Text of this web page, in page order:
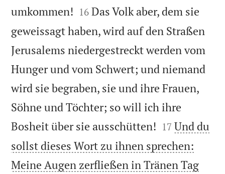
umkommen! 

16 Das Volk aber, dem sie
geweissagt haben, wird auf den Straßen
Jerusalems niedergestreckt werden vom
Hunger und vom Schwert; und niemand
wird sie begraben, sie und ihre Frauen,
Söhne und Töchter; so will ich ihre
Bosheit über sie ausschütten! 

17 Und du
sollst dieses Wort zu ihnen sprechen:
Meine Augen zerfließen in Tränen Tag